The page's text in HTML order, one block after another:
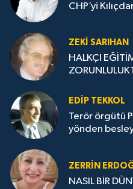
CHP’yi
ZEKI SARIHAN
HALKÇI
EDIP TEKKOL
Terör örgütü
yönden
ZERRIN
NASIL BİR